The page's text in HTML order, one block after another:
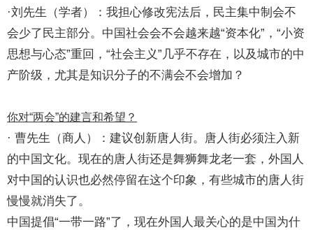
·刘先生（学者）：我担心修改宪法后，民主集中制会不
会少了民主部分。中国社会会不会越来越“资本化”，“小资
思想与心态”重回，“社会主义”几乎不存在，以及城市的中
产阶级，尤其是知识分子的不满会不会增加？
你对“两会”的建言和希望？
· 曹先生（商人）：建议创新唐人街。唐人街必须注入新
的中国文化。现在的唐人街还是舞狮舞龙老一套，外国人
对中国的认识也必然停留在这个印象，有些城市的唐人街
慢慢就消失了。
中国提倡“一带一路”了，现在外国人最关心的是中国为什